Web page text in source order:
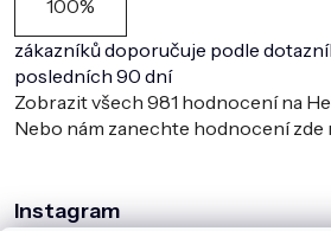
100%
zákazníků doporučuje podle
posledních 90 dní
Zobrazit všech 981 hodnocení na
Nebo nám zanechte hodnocení zde
Instagram